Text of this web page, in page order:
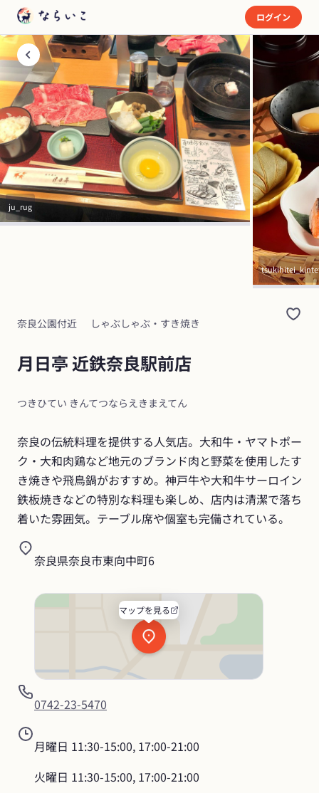
ログイン
ju_rug
奈良公園付近 しゃぶしゃぶ・すき焼き
月日亭 近鉄奈良駅前店
つきひてい きんてつならえきまえてん
奈良の伝統料理を提供する人気店。大和牛・ヤマトポー
ク・大和肉鶏など地元のブランド肉と野菜を使用したす
き焼きや飛鳥鍋がおすすめ。神戸牛や大和牛サーロイン
鉄板焼きなどの特別な料理も楽しめ、店内は清潔で落ち
着いた雰囲気。テーブル席や個室も完備されている。
奈良県奈良市東向中町6
マップを見る
0742-23-5470
月曜日 11:30-15:00, 17:00-21:00
火曜日 11:30-15:00, 17:00-21:00